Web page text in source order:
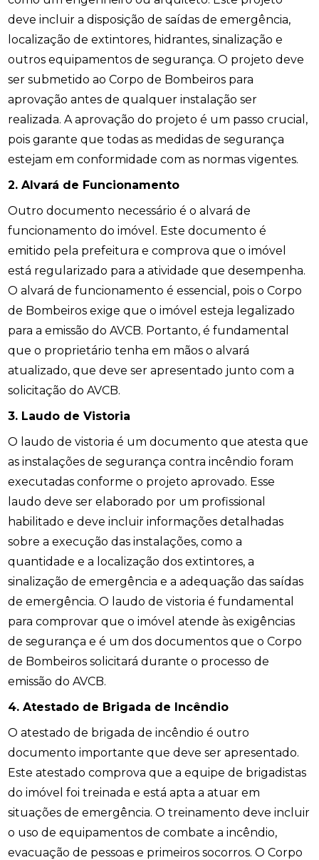
deve incluir a disposição de saídas de emergência,
localização de extintores, hidrantes, sinalização e
outros equipamentos de segurança. O projeto deve
ser submetido ao Corpo de Bombeiros para
aprovação antes de qualquer instalação ser
realizada. A aprovação do projeto é um passo crucial,
pois garante que todas as medidas de segurança
estejam em conformidade com as normas vigentes.
2. Alvará de Funcionamento
Outro documento necessário é o alvará de
funcionamento do imóvel. Este documento é
emitido pela prefeitura e comprova que o imóvel
está regularizado para a atividade que desempenha.
O alvará de funcionamento é essencial, pois o Corpo
de Bombeiros exige que o imóvel esteja legalizado
para a emissão do AVCB. Portanto, é fundamental
que o proprietário tenha em mãos o alvará
atualizado, que deve ser apresentado junto com a
solicitação do AVCB.
3. Laudo de Vistoria
O laudo de vistoria é um documento que atesta que
as instalações de segurança contra incêndio foram
executadas conforme o projeto aprovado. Esse
laudo deve ser elaborado por um profissional
habilitado e deve incluir informações detalhadas
sobre a execução das instalações, como a
quantidade e a localização dos extintores, a
sinalização de emergência e a adequação das saídas
de emergência. O laudo de vistoria é fundamental
para comprovar que o imóvel atende às exigências
de segurança e é um dos documentos que o Corpo
de Bombeiros solicitará durante o processo de
emissão do AVCB.
4. Atestado de Brigada de Incêndio
O atestado de brigada de incêndio é outro
documento importante que deve ser apresentado.
Este atestado comprova que a equipe de brigadistas
do imóvel foi treinada e está apta a atuar em
situações de emergência. O treinamento deve incluir
o uso de equipamentos de combate a incêndio,
evacuação de pessoas e primeiros socorros. O Corpo